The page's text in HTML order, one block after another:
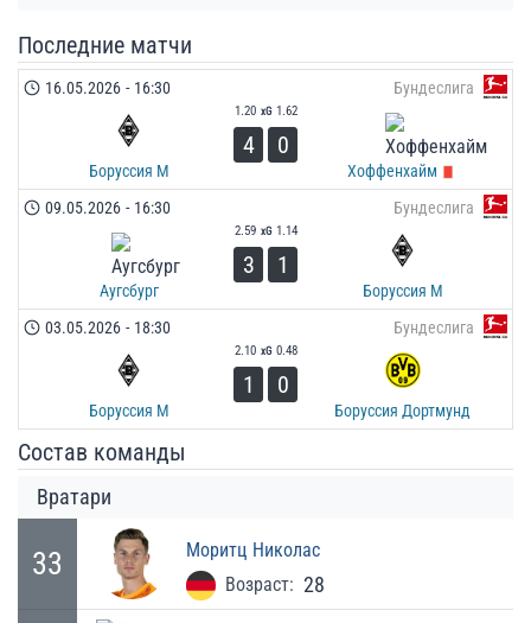
Последние матчи
Бундеслига
16.05.2026 - 16:30
Боруссия М
1.20 xG 1.62
4 0
Хоффенхайм
Бундеслига
09.05.2026 - 16:30
Аугсбург
2.59 xG 1.14
3 1
Боруссия М
Бундеслига
03.05.2026 - 18:30
Боруссия М
2.10 xG 0.48
1 0
Боруссия Дортмунд
Состав команды
Вратари
33 Моритц Николас
Возраст: 28